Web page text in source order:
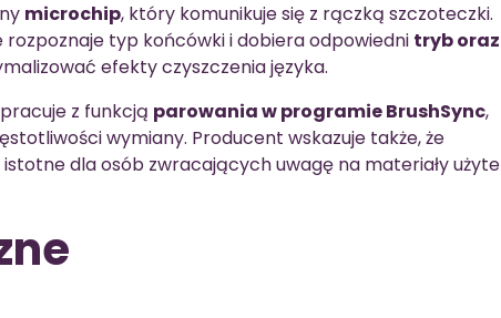
microchip, który komunikuje się z rączką szczoteczki.
rozpoznaje typ końcówki i dobiera odpowiedni tryb oraz
efekty czyszczenia języka.
z funkcją parowania w programie BrushSync,
wymiany. Producent wskazuje także, że
istotne dla osób zwracających uwagę na materiały użyte